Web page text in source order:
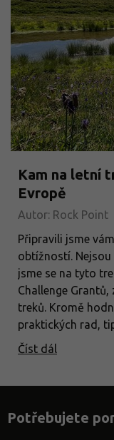
Kam na letní
Evropě
Autor: Rock Point
Připravili jsme
obtížností. Nejsou
jsme se na tyto
Challenge
treků. Kromě
praktických rad,
Číst dál
Potřebujete